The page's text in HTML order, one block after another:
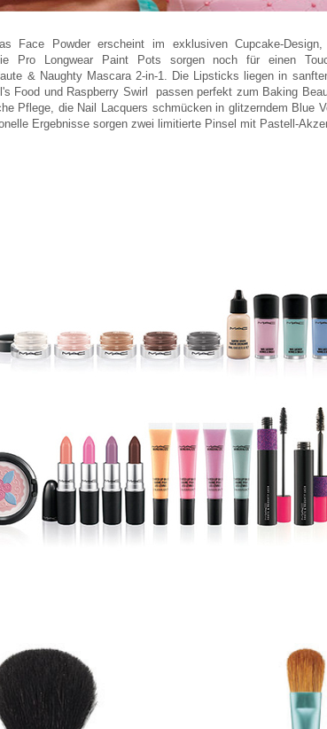
Face Powder erscheint im exklusiven Cupcake-
Pro Longwear Paint Pots sorgen noch für einen
& Naughty Mascara 2-in-1. Die Lipsticks liegen in
Food und Raspberry Swirl passen perfekt zum Baking
Pflege, die Nail Lacquers schmücken in glitzerndem Blue
Ergebnisse sorgen zwei limitierte Pinsel mit Pastell-